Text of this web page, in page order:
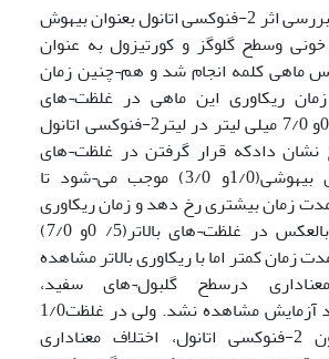
این تحقیق بمنظور بررسی اثر 2-فنوکسی اتانول بعنوان بیهوش
وسطح گلوگز و کورتیزول به عنوان
ماهی کلمه انجام شد و هم¬چنین زمان
ریکاوری این ماهی در غلظت¬های
موثر1/0، 3/0، 5/ 0و 7/0 میلی لیتر در لیتر2-فنوکسی اتانول
دادکه قرار گرفتن در غلظت¬های
پایین این ماده¬ی بیهوشی(1/0و 3/0) موجب می¬شود تا
زمان بیشتری رخ دهد و زمان ریکاوری
آن کمتر شود و بالعکس در غلظت¬های بالاتر(5/ 0و 7/0)
زمان کمتر اما با ریکاوری بالاتر مشاهده
درسطح گلبول¬های سفید،
درغلظت¬های مورد آزمایش مشاهده نشد. ولی در غلظت1/0
قسمت در میلیون 2-فنوکسی اتانول، اختلاف معناداری